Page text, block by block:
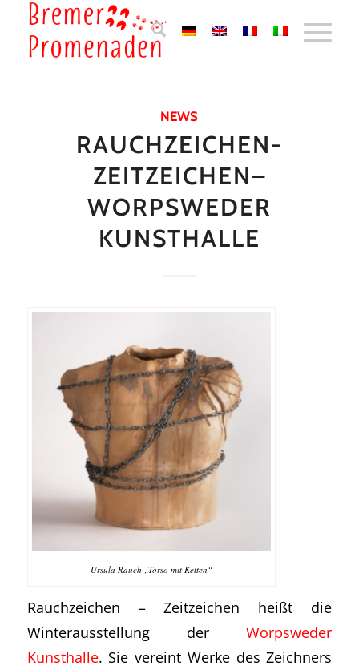
NEWS
RAUCHZEICHEN-
ZEITZEICHEN–
WORPSWEDER
KUNSTHALLE
Ursula Rauch „Torso mit Ketten“
Rauchzeichen – Zeitzeichen heißt die
Winterausstellung derWorpsweder
Kunsthalle. Sie vereint Werke des Zeichners